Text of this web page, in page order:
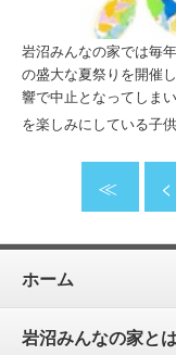
岩沼みんなの家では毎
の盛大な夏祭りを開催
響で中止となってしま
を楽しみにしている子
≪ <
ホーム
岩沼みんなの家と